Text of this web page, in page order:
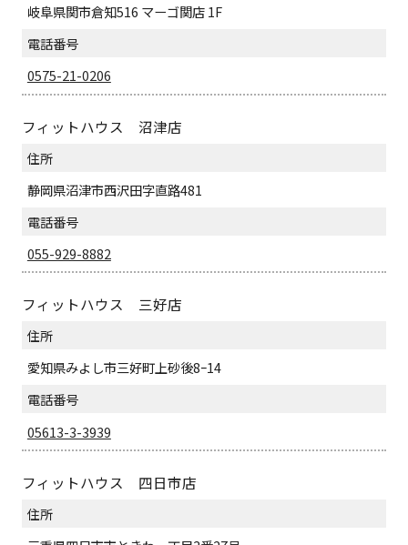
岐阜県関市倉知516 マーゴ関店 1F
電話番号
0575-21-0206
フィットハウス 沼津店
住所
静岡県沼津市西沢田字直路481
電話番号
055-929-8882
フィットハウス 三好店
住所
愛知県みよし市三好町上砂後8ｰ14
電話番号
05613-3-3939
フィットハウス 四日市店
住所